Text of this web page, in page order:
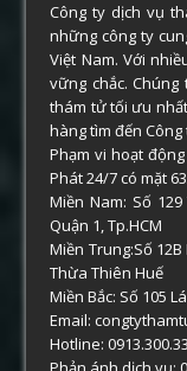
Công ty dịch vụ
những công ty
Việt Nam. Với
vững chắc.
thám tử tối ưu
hàng tìm đến
Phạm vi hoạt
Phát 24/7 có mặt
Miền Nam: Số
Quận 1, Tp.HCM
Miền Trung:Số
Thừa Thiên Huế
Miền Bắc: Số 105
Email:
Hotline: